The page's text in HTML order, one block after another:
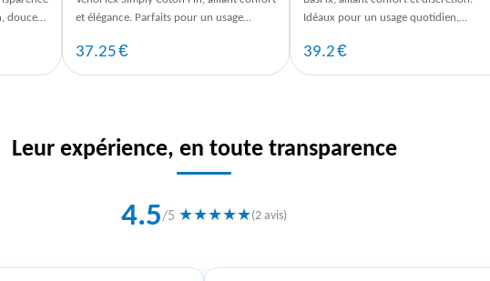
douceur
et élégance. Parfaits pour un usage
37.25€
Idéaux pour un usage quotidien,
39.2€
Leur expérience, en toute transparence
4.5/5 ★★★★★(2 avis)